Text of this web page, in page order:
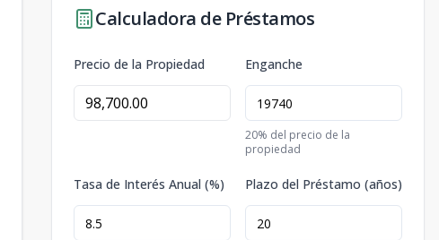
Calculadora de Préstamos
Precio de la Propiedad Enganche
20% del precio de la
propiedad
Tasa de Interés Anual (%) Plazo del Préstamo (años)